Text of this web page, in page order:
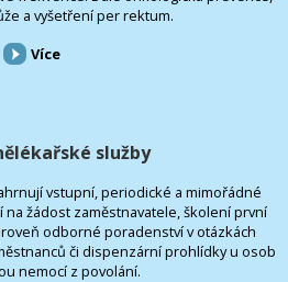
a vyšetření per rektum.
Více
služby
vstupní, periodické a mimořádné
žádost zaměstnavatele, školení první
odborné poradenství v otázkách
či dispenzární prohlídky u osob
nemocí z povolání.